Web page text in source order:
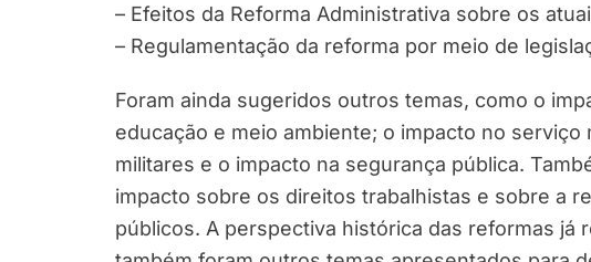
– Efeitos da Reforma Administrativa sobre os
– Regulamentação da reforma por meio de
Foram ainda sugeridos outros temas, como o
educação e meio ambiente; o impacto no
militares e o impacto na segurança pública.
impacto sobre os direitos trabalhistas e sobre a
públicos. A perspectiva histórica das reformas já